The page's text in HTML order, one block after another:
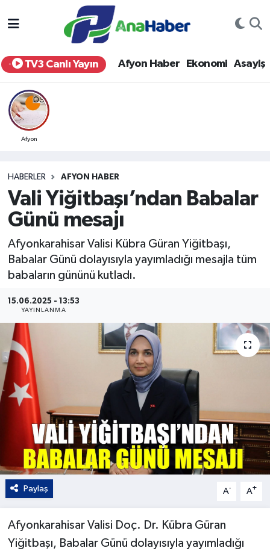
TV3 Canlı Yayın Afyon Haber Ekonomi Asayiş
Afyon
HABERLER AFYON HABER
Vali Yiğitbaşı’ndan Babalar
Günü mesajı
Afyonkarahisar Valisi Kübra Güran Yiğitbaşı,
Babalar Günü dolayısıyla yayımladığı mesajla tüm
babaların gününü kutladı.
15.06.2025 - 13:53
YAYINLANMA
Paylaş A- A+
Afyonkarahisar Valisi Doç. Dr. Kübra Güran
Yiğitbaşı, Babalar Günü dolayısıyla yayımladığı
Yurt Haber
Afyon Haber
Ekonomi
Siyaset
Eğitim
Sağlık
Teknoloji
Yaşam
Afyonkarahisar Nöbetçi Eczaneler
Afyonkarahisar Hava Durumu
Afyonkarahisar Namaz Vakitleri
Afyonkarahisar Trafik Yoğunluk Haritası
Tüm Manşetler
Son Dakika Haberleri
Haber Arşivi